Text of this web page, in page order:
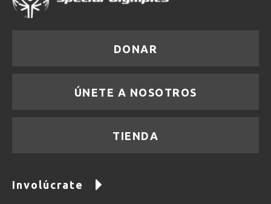
DONAR
ÚNETE A NOSOTROS
TIENDA
Involúcrate